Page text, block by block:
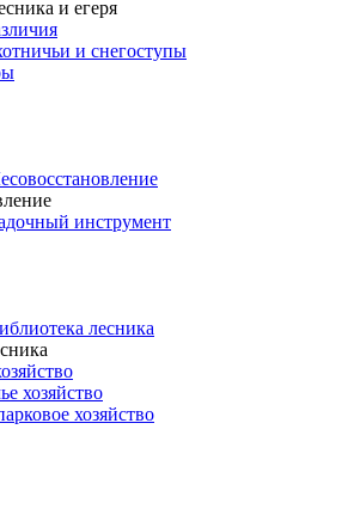
и егеря
и снегоступы
инструмент
лесника
хозяйство
хозяйство